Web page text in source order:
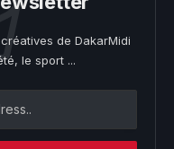
de DakarMidi
le sport ...